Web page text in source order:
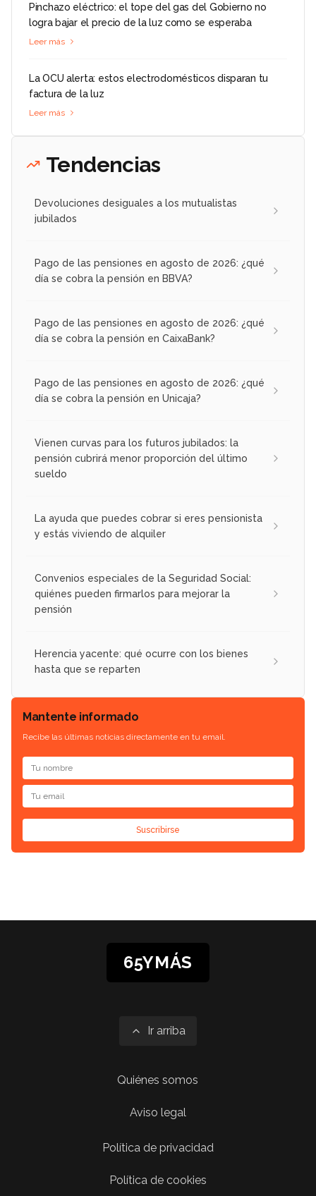
Pinchazo eléctrico: el tope del gas del Gobierno no
logra bajar el precio de la luz como se esperaba
Leer más
La OCU alerta: estos electrodomésticos disparan tu
factura de la luz
Leer más
Tendencias
Devoluciones desiguales a los mutualistas
jubilados
Pago de las pensiones en agosto de 2026: ¿qué
día se cobra la pensión en BBVA?
Pago de las pensiones en agosto de 2026: ¿qué
día se cobra la pensión en CaixaBank?
Pago de las pensiones en agosto de 2026: ¿qué
día se cobra la pensión en Unicaja?
Vienen curvas para los futuros jubilados: la
pensión cubrirá menor proporción del último
sueldo
La ayuda que puedes cobrar si eres pensionista
y estás viviendo de alquiler
Convenios especiales de la Seguridad Social:
quiénes pueden firmarlos para mejorar la
pensión
Herencia yacente: qué ocurre con los bienes
hasta que se reparten
Mantente informado
Recibe las últimas noticias directamente en tu email.
Suscribirse
65YMÁS
Ir arriba
Quiénes somos
Aviso legal
Política de privacidad
Política de cookies